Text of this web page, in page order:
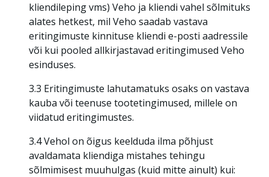
kliendileping vms) Veho ja kliendi vahel sõlmituks
alates hetkest, mil Veho saadab vastava
eritingimuste kinnituse kliendi e-posti aadressile
või kui pooled allkirjastavad eritingimused Veho
esinduses.
3.3 Eritingimuste lahutamatuks osaks on vastava
kauba või teenuse tootetingimused, millele on
viidatud eritingimustes.
3.4 Vehol on õigus keelduda ilma põhjust
avaldamata kliendiga mistahes tehingu
sõlmimisest muuhulgas (kuid mitte ainult) kui: